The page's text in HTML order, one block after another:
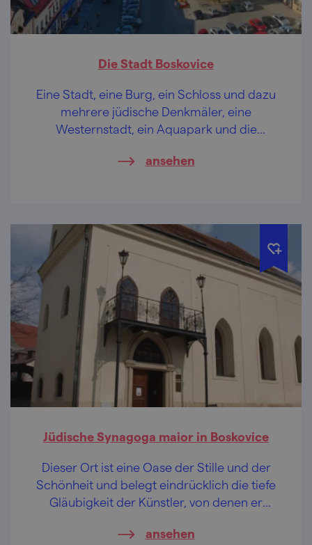
Die Stadt Boskovice
Eine Stadt, eine Burg, ein Schloss und dazu
mehrere jüdische Denkmäler, eine
Westernstadt, ein Aquapark und die
das?
ansehen
Jüdische Synagoga maior in Boskovice
Dieser Ort ist eine Oase der Stille und der
Schönheit und belegt eindrücklich die tiefe
Gläubigkeit der Künstler, von denen er
Ort der Meditation.
ansehen